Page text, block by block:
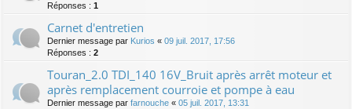
Réponses : 1
Carnet d'entretien
Dernier message par Kurios « 09 juil. 2017, 17:56
Réponses : 2
Touran_2.0 TDI_140 16V_Bruit après arrêt moteur et
après remplacement courroie et pompe à eau
Dernier message par farnouche « 05 juil. 2017, 13:31